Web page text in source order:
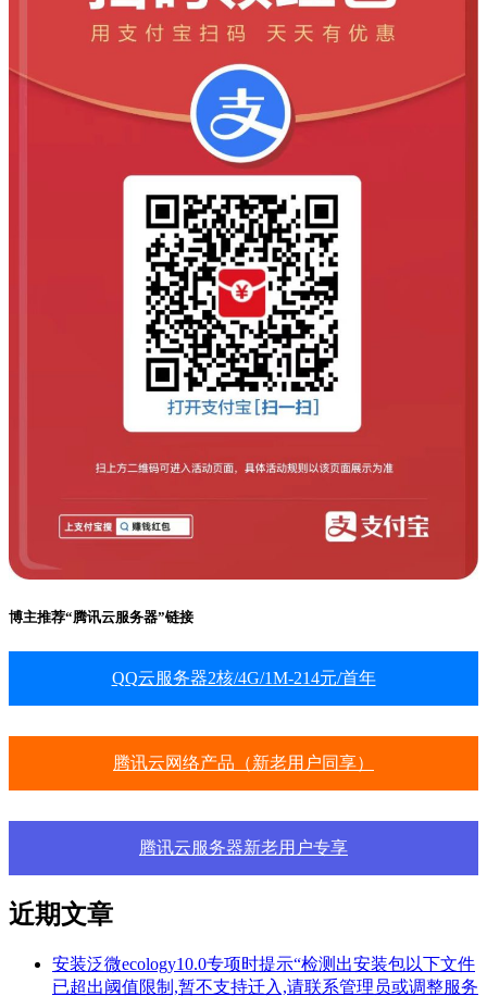
博主推荐“腾讯云服务器”链接
QQ云服务器2核/4G/1M-214元/首年
腾讯云网络产品（新老用户同享）
腾讯云服务器新老用户专享
近期文章
安装泛微ecology10.0专项时提示“检测出安装包以下文件
已超出阈值限制,暂不支持迁入,请联系管理员或调整服务